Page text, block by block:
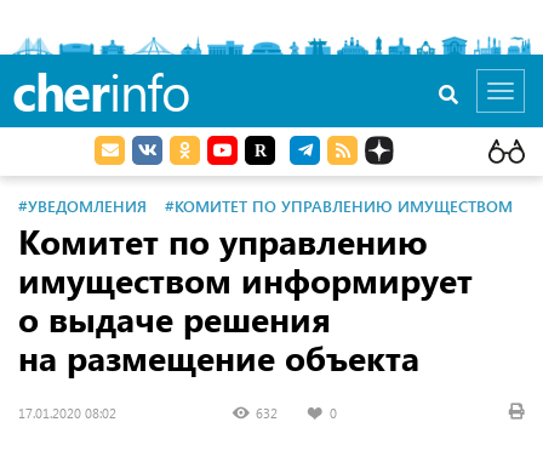
cherinfo
#УВЕДОМЛЕНИЯ #КОМИТЕТ ПО УПРАВЛЕНИЮ ИМУЩЕСТВОМ
Комитет по управлению
имуществом информирует
о выдаче решения
на размещение объекта
17.01.2020 08:02 632 0